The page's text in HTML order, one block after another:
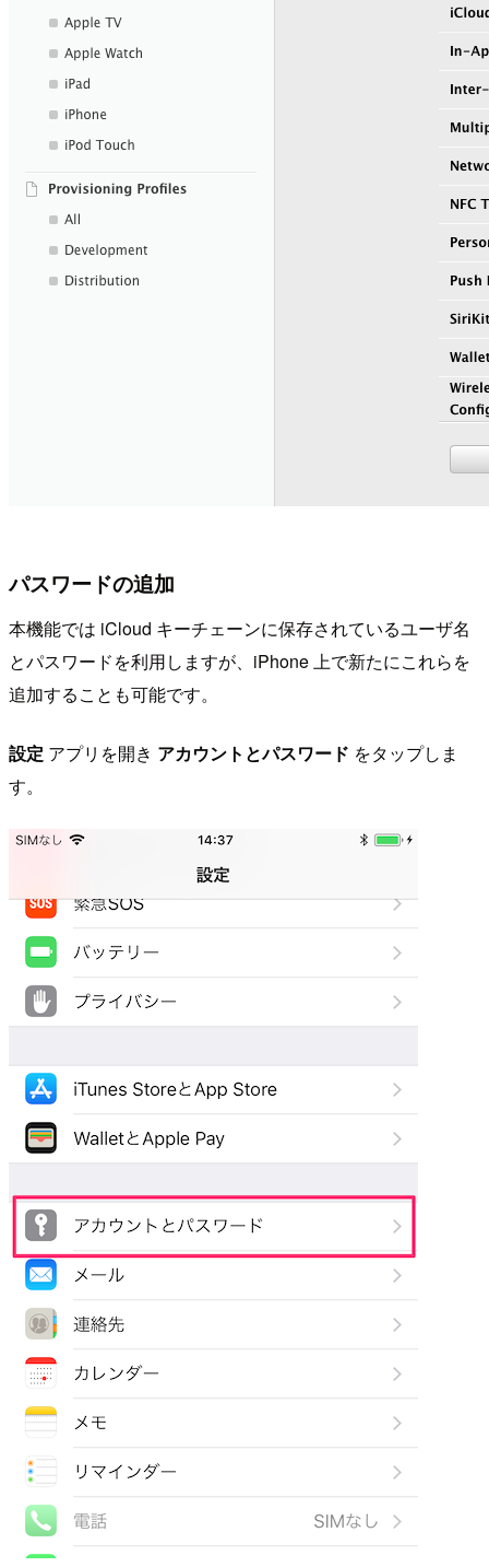
パスワードの追加
本機能では iCloud キーチェーンに保存されているユーザ名
とパスワードを利用しますが、iPhone 上で新たにこれらを
追加することも可能です。
設定 アプリを開き アカウントとパスワード をタップしま
す。